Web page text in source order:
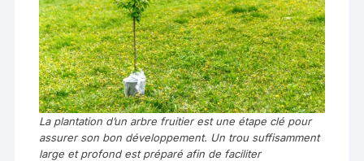
La plantation d’un arbre fruitier est une étape clé pour
assurer son bon développement. Un trou suffisamment
large et profond est préparé afin de faciliter